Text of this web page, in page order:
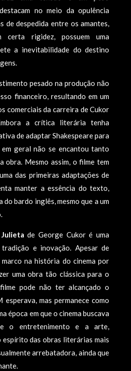
no meio da opulência
de despedida entre os amantes,
certa rigidez, possuem uma
a inevitabilidade do destino
pesado na produção não
financeiro, resultando em um
comerciais da carreira de Cukor
a crítica literária tenha
de adaptar Shakespeare para
geral não se encantou tanto
obra. Mesmo assim, o filme tem
das primeiras adaptações de
manter a essência do texto,
bardo inglês, mesmo que a um
de George Cukor é uma
e inovação. Apesar de
na história do cinema por
uma obra tão clássica para o
pode não ter alcançado o
esperava, mas permanece como
época em que o cinema buscava
o entretenimento e a arte,
das obras literárias mais
arrebatadora, ainda que